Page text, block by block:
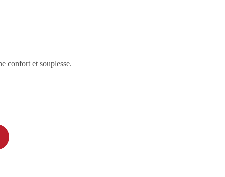
confort et souplesse.